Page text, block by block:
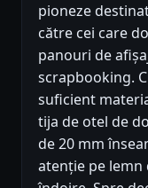
pioneze
către cei care
panouri de
scrapbooking.
suficient
tija de otel de
de 20 mm
atenție pe lemn